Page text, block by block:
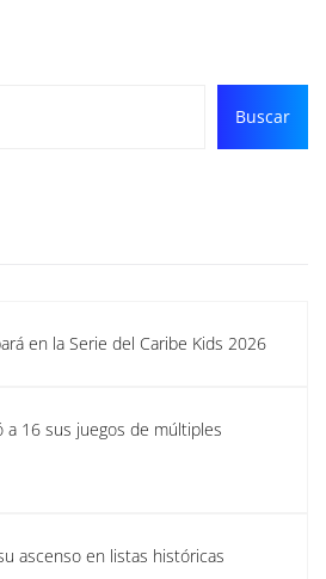
Buscar
en la Serie del Caribe Kids 2026
a 16 sus juegos de múltiples
ascenso en listas históricas